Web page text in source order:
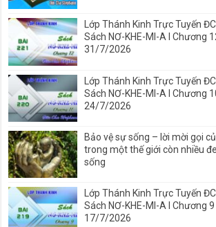
Lớp Thánh Kinh Trực Tuyến
Sách NƠ-KHE-MI-A I Chương
31/7/2026
Lớp Thánh Kinh Trực Tuyến
Sách NƠ-KHE-MI-A I Chương
24/7/2026
Bảo vệ sự sống – lời mời gọi
trong một thế giới còn nhiều
sống
Lớp Thánh Kinh Trực Tuyến
Sách NƠ-KHE-MI-A I Chương 9
17/7/2026